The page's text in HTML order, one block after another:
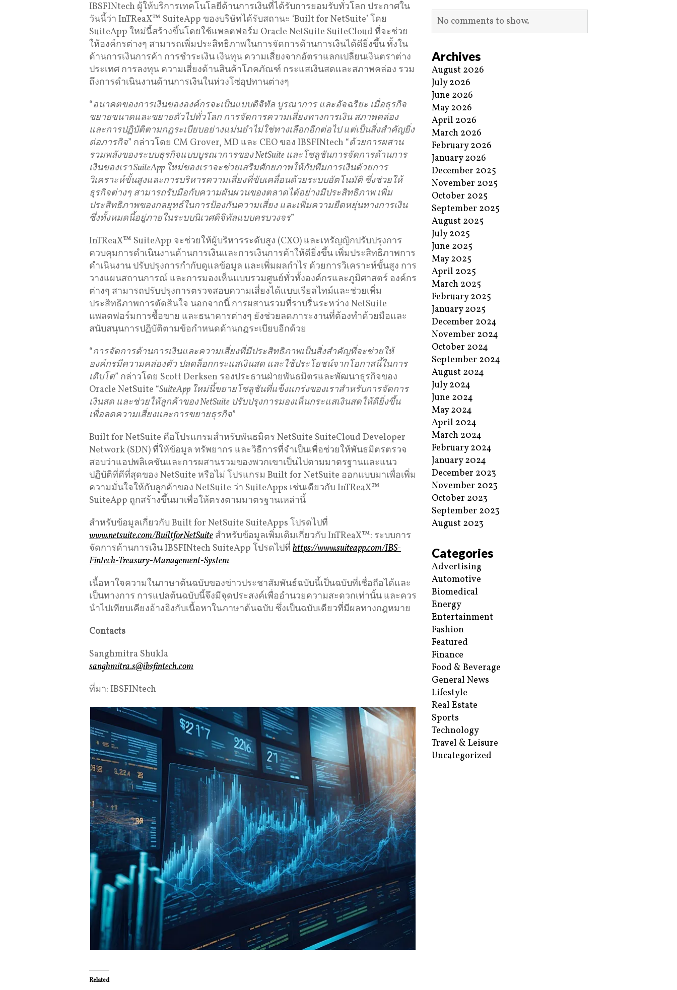
IBSFINtech ผู้ให้บริการเทคโนโลยีด้านการเงินที่ได้รับการยอมรับทั่วโลก ประกาศใน
วันนี้ว่า InTReaX™ SuiteApp ของบริษัทได้รับสถานะ ‘Built for NetSuite’ โดย
SuiteApp ใหม่นี้สร้างขึ้นโดยใช้แพลตฟอร์ม Oracle NetSuite SuiteCloud ที่จะช่วย
ให้องค์กรต่างๆ สามารถเพิ่มประสิทธิภาพในการจัดการด้านการเงินได้ดียิ่งขึ้น ทั้งใน
ด้านการเงินการค้า การชำระเงิน เงินทุน ความเสี่ยงจากอัตราแลกเปลี่ยนเงินตราต่าง
ประเทศ การลงทุน ความเสี่ยงด้านสินค้าโภคภัณฑ์ กระแสเงินสดและสภาพคล่อง รวม
ถึงการดำเนินงานด้านการเงินในห่วงโซ่อุปทานต่างๆ
“อนาคตของการเงินขององค์กรจะเป็นแบบดิจิทัล บูรณาการ และอัจฉริยะ เมื่อธุรกิจ
ขยายขนาดและขยายตัวไปทั่วโลก การจัดการความเสี่ยงทางการเงิน สภาพคล่อง
และการปฏิบัติตามกฎระเบียบอย่างแม่นยำไม่ใช่ทางเลือกอีกต่อไป แต่เป็นสิ่งสำคัญยิ่ง
ต่อภารกิจ” กล่าวโดย CM Grover, MD และ CEO ของ IBSFINtech “ด้วยการผสาน
รวมพลังของระบบธุรกิจแบบบูรณาการของNetSuite และโซลูชันการจัดการด้านการ
เงินของเราSuiteApp ใหม่ของเราจะช่วยเสริมศักยภาพให้กับทีมการเงินด้วยการ
วิเคราะห์ขั้นสูงและการบริหารความเสี่ยงที่ขับเคลื่อนด้วยระบบอัตโนมัติ ซึ่งช่วยให้
ธุรกิจต่างๆ สามารถรับมือกับความผันผวนของตลาดได้อย่างมีประสิทธิภาพ เพิ่ม
ประสิทธิภาพของกลยุทธ์ในการป้องกันความเสี่ยง และเพิ่มความยืดหยุ่นทางการเงิน
ซึ่งทั้งหมดนี้อยู่ภายในระบบนิเวศดิจิทัลแบบครบวงจร”
InTReaX™ SuiteApp จะช่วยให้ผู้บริหารระดับสูง (CXO) และเหรัญญิกปรับปรุงการ
ควบคุมการดำเนินงานด้านการเงินและการเงินการค้าให้ดียิ่งขึ้น เพิ่มประสิทธิภาพการ
ดำเนินงาน ปรับปรุงการกำกับดูแลข้อมูล และเพิ่มผลกำไร ด้วยการวิเคราะห์ขั้นสูง การ
วางแผนสถานการณ์ และการมองเห็นแบบรวมศูนย์ทั่วทั้งองค์กรและภูมิศาสตร์ องค์กร
ต่างๆ สามารถปรับปรุงการตรวจสอบความเสี่ยงได้แบบเรียลไทม์และช่วยเพิ่ม
ประสิทธิภาพการตัดสินใจ นอกจากนี้ การผสานรวมที่ราบรื่นระหว่าง NetSuite
แพลตฟอร์มการซื้อขาย และธนาคารต่างๆ ยังช่วยลดภาระงานที่ต้องทำด้วยมือและ
สนับสนุนการปฏิบัติตามข้อกำหนดด้านกฎระเบียบอีกด้วย
“การจัดการด้านการเงินและความเสี่ยงที่มีประสิทธิภาพเป็นสิ่งสำคัญที่จะช่วยให้
องค์กรมีความคล่องตัว ปลดล็อกกระแสเงินสด และใช้ประโยชน์จากโอกาสนี้ในการ
เติบโต” กล่าวโดย Scott Derksen รองประธานฝ่ายพันธมิตรและพัฒนาธุรกิจของ
Oracle NetSuite “SuiteApp ใหม่นี้ขยายโซลูชันที่แข็งแกร่งของเราสำหรับการจัดการ
เงินสด และช่วยให้ลูกค้าของNetSuite ปรับปรุงการมองเห็นกระแสเงินสดให้ดียิ่งขึ้น
เพื่อลดความเสี่ยงและการขยายธุรกิจ”
Built for NetSuite คือโปรแกรมสำหรับพันธมิตร NetSuite SuiteCloud Developer
Network (SDN) ที่ให้ข้อมูล ทรัพยากร และวิธีการที่จำเป็นเพื่อช่วยให้พันธมิตรตรวจ
สอบว่าแอปพลิเคชันและการผสานรวมของพวกเขาเป็นไปตามมาตรฐานและแนว
ปฏิบัติที่ดีที่สุดของ NetSuite หรือไม่ โปรแกรม Built for NetSuite ออกแบบมาเพื่อเพิ่ม
ความมั่นใจให้กับลูกค้าของ NetSuite ว่า SuiteApps เช่นเดียวกับ InTReaX™
SuiteApp ถูกสร้างขึ้นมาเพื่อให้ตรงตามมาตรฐานเหล่านี้
สำหรับข้อมูลเกี่ยวกับ Built for NetSuite SuiteApps โปรดไปที่
www.netsuite.com/BuiltforNetSuite สำหรับข้อมูลเพิ่มเติมเกี่ยวกับ InTReaX™: ระบบการ
จัดการด้านการเงิน IBSFINtech SuiteApp โปรดไปที่ https://www.suiteapp.com/IBS-
Fintech-Treasury-Management-System
เนื้อหาใจความในภาษาต้นฉบับของข่าวประชาสัมพันธ์ฉบับนี้เป็นฉบับที่เชื่อถือได้และ
เป็นทางการ การแปลต้นฉบับนี้จึงมีจุดประสงค์เพื่ออำนวยความสะดวกเท่านั้น และควร
นำไปเทียบเคียงอ้างอิงกับเนื้อหาในภาษาต้นฉบับ ซึ่งเป็นฉบับเดียวที่มีผลทางกฎหมาย
Contacts
Sanghmitra Shukla
sanghmitra.s@ibsfintech.com
ที่มา: IBSFINtech
Related
No comments to show.
Archives
August 2026
July 2026
June 2026
May 2026
April 2026
March 2026
February 2026
January 2026
December 2025
November 2025
October 2025
September 2025
August 2025
July 2025
June 2025
May 2025
April 2025
March 2025
February 2025
January 2025
December 2024
November 2024
October 2024
September 2024
August 2024
July 2024
June 2024
May 2024
April 2024
March 2024
February 2024
January 2024
December 2023
November 2023
October 2023
September 2023
August 2023
Categories
Advertising
Automotive
Biomedical
Energy
Entertainment
Fashion
Featured
Finance
Food & Beverage
General News
Lifestyle
Real Estate
Sports
Technology
Travel & Leisure
Uncategorized